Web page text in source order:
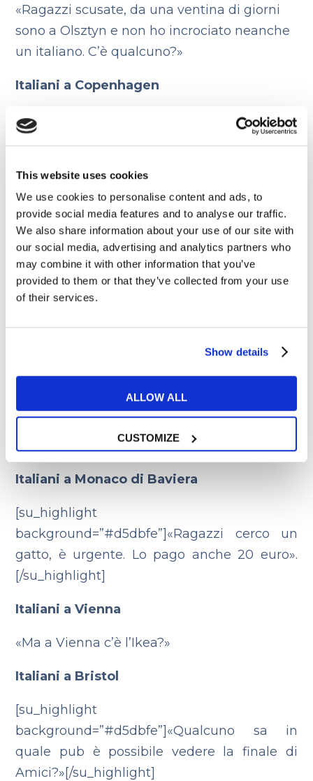
This website uses cookies
We use cookies to personalise content and ads, to
provide social media features and to analyse our traffic.
We also share information about your use of our site with
our social media, advertising and analytics partners who
may combine it with other information that you’ve
provided to them or that they’ve collected from your use
of their services.
Show details
ALLOW ALL
CUSTOMIZE
«Ragazzi scusate, da una ventina di giorni
sono a Olsztyn e non ho incrociato neanche
un italiano. C’è qualcuno?»
Italiani a Copenhagen
«Ragazzi sapete se a Copenhagen è
consentito andare in giro in monopattino?»
Italiani a Stoccarda
«Ragazzi sapete se ci sono cinema che
trasmettono film in italiano? Voglio vedere
50 sfumature di grigio ».
Italiani in Irlanda
«Esistono chiese cattoliche a Helsinki?
è troppo?»
Italiani a Monaco di Baviera
[su_highlight
background=”#d5dbfe”]«Ragazzi cerco un
gatto, è urgente. Lo pago anche 20 euro».
[/su_highlight]
Italiani a Vienna
«Ma a Vienna c’è l’Ikea?»
Italiani a Bristol
[su_highlight
background=”#d5dbfe”]«Qualcuno sa in
quale pub è possibile vedere la finale di
Amici?»[/su_highlight]